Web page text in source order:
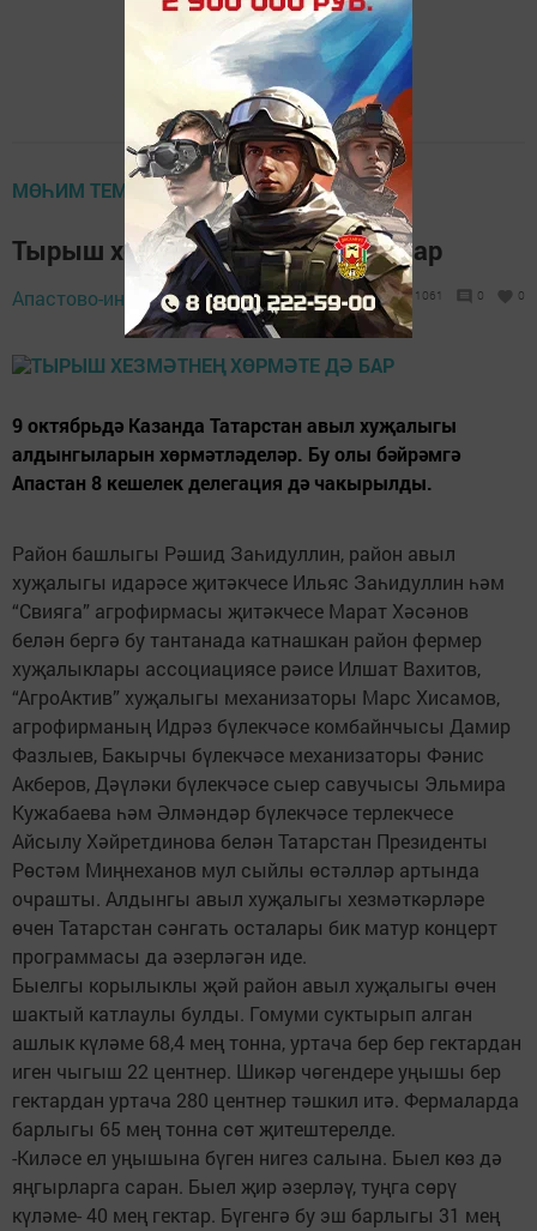
МӨҺИМ ТЕМА
Тырыш хезмәтнең хөрмәте дә бар
Апастово-информ, 13 октябрь 2018 -
10:58
1061 0 0
9 октябрьдә Казанда Татарстан авыл хуҗалыгы
алдынгыларын хөрмәтләделәр. Бу олы бәйрәмгә
Апастан 8 кешелек делегация дә чакырылды.
Район башлыгы Рәшид Заһидуллин, район авыл
хуҗалыгы идарәсе җитәкчесе Ильяс Заһидуллин һәм
“Свияга” агрофирмасы җитәкчесе Марат Хәсәнов
белән бергә бу тантанада катнашкан район фермер
хуҗалыклары ассоциациясе рәисе Илшат Вахитов,
“АгроАктив” хуҗалыгы механизаторы Марс Хисамов,
агрофирманың Идрәз бүлекчәсе комбайнчысы Дамир
Фазлыев, Бакырчы бүлекчәсе механизаторы Фәнис
Акберов, Дәүләки бүлекчәсе сыер савучысы Эльмира
Кужабаева һәм Әлмәндәр бүлекчәсе терлекчесе
Айсылу Хәйретдинова белән Татарстан Президенты
Рөстәм Миңнеханов мул сыйлы өстәлләр артында
очрашты. Алдынгы авыл хуҗалыгы хезмәткәрләре
өчен Татарстан сәнгать осталары бик матур концерт
программасы да әзерләгән иде.
Быелгы корылыклы җәй район авыл хуҗалыгы өчен
шактый катлаулы булды. Гомуми суктырып алган
ашлык күләме 68,4 мең тонна, уртача бер бер гектардан
иген чыгыш 22 центнер. Шикәр чөгендере уңышы бер
гектардан уртача 280 центнер тәшкил итә. Фермаларда
барлыгы 65 мең тонна сөт җитештерелде.
-Киләсе ел уңышына бүген нигез салына. Быел көз дә
яңгырларга саран. Быел җир әзерләү, туңга сөрү
күләме- 40 мең гектар. Бүгенгә бу эш барлыгы 31 мең